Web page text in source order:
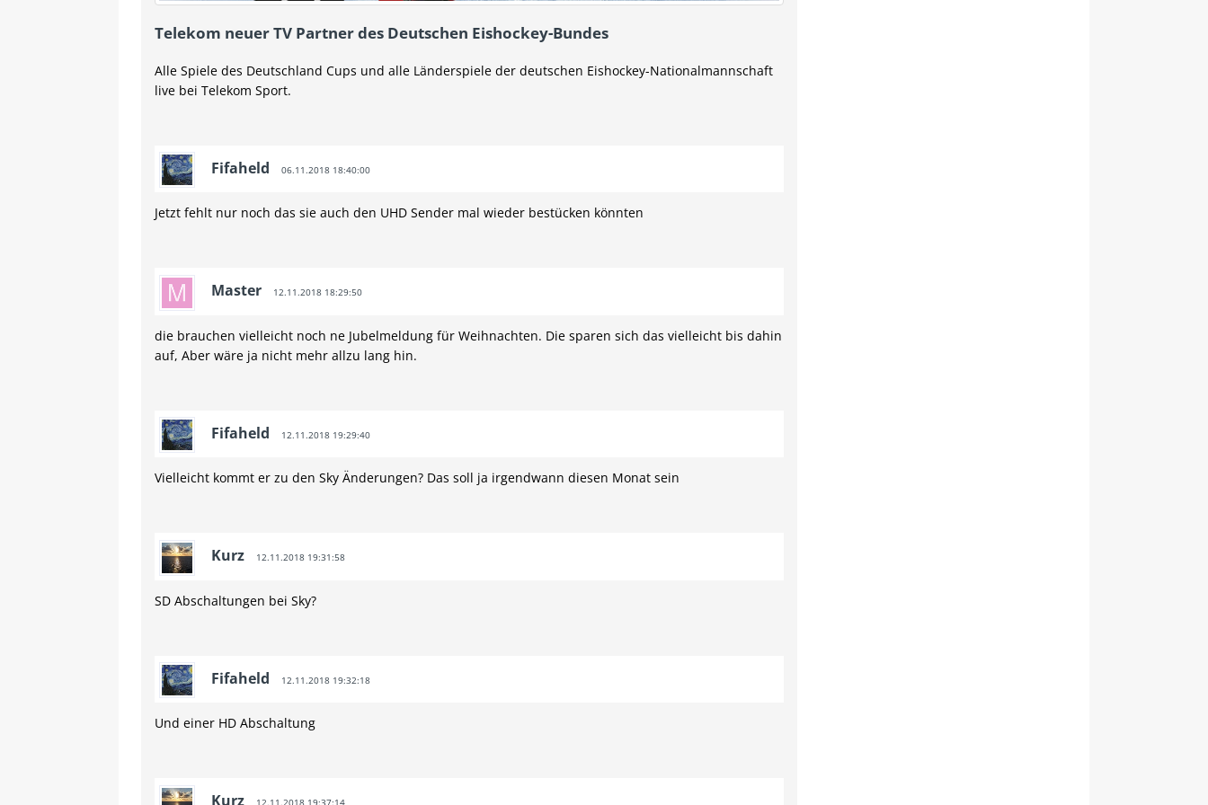
Telekom neuer TV Partner des Deutschen Eishockey-Bundes
Alle Spiele des Deutschland Cups und alle Länderspiele der deutschen Eishockey-Nationalmannschaft
live bei Telekom Sport.
Fifaheld 06.11.2018 18:40:00
Jetzt fehlt nur noch das sie auch den UHD Sender mal wieder bestücken könnten
Master 12.11.2018 18:29:50
die brauchen vielleicht noch ne Jubelmeldung für Weihnachten. Die sparen sich das vielleicht bis dahin
auf, Aber wäre ja nicht mehr allzu lang hin.
Fifaheld 12.11.2018 19:29:40
Vielleicht kommt er zu den Sky Änderungen? Das soll ja irgendwann diesen Monat sein
Kurz 12.11.2018 19:31:58
SD Abschaltungen bei Sky?
Fifaheld 12.11.2018 19:32:18
Und einer HD Abschaltung
Kurz